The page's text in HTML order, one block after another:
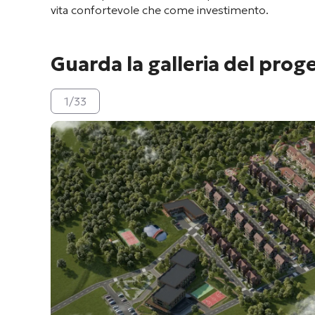
vita confortevole che come investimento.
Guarda la galleria del
1/33